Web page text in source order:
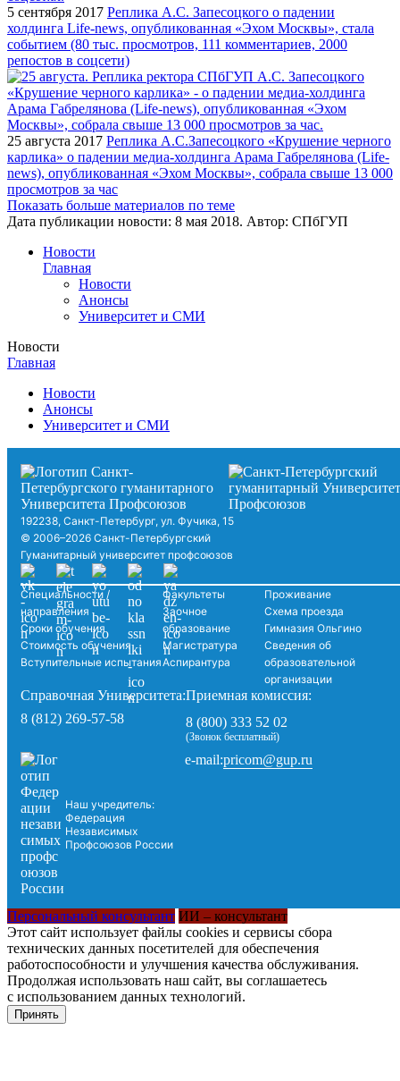
5 сентября 2017 Реплика А.С. Запесоцкого о падении
холдинга Life-news, опубликованная «Эхом Москвы», стала
событием (80 тыс. просмотров, 111 комментариев, 2000
репостов в соцсети)
25 августа 2017 Реплика А.С.Запесоцкого «Крушение черного
карлика» о падении медиа-холдинга Арама Габрелянова (Life-
news), опубликованная «Эхом Москвы», собрала свыше 13 000
просмотров за час
Показать больше материалов по теме
Дата публикации новости: 8 мая 2018. Автор: СПбГУП
Новости
Главная
Новости
Анонсы
Университет и СМИ
Новости
Главная
Новости
Анонсы
Университет и СМИ
192238, Санкт-Петербург, ул. Фучика, 15
© 2006–2026 Санкт-Петербургский
Гуманитарный университет профсоюзов
Специальности /
направления
Сроки обучения
Стоимость обучения
Вступительные испытания
Факультеты
Заочное
образование
Магистратура
Аспирантура
Проживание
Схема проезда
Гимназия Ольгино
Сведения об
образовательной
организации
Справочная Университета:
8 (812) 269-57-58
Приемная комиссия:
8 (800) 333 52 02
(Звонок бесплатный)
Наш учредитель:
Федерация
Независимых
Профсоюзов России
e-mail:pricom@gup.ru
Персональный консультант ИИ – консультант
Этот сайт использует файлы cookies и сервисы сбора
технических данных посетителей для обеспечения
работоспособности и улучшения качества обслуживания.
Продолжая использовать наш сайт, вы соглашаетесь
с использованием данных технологий.
Принять